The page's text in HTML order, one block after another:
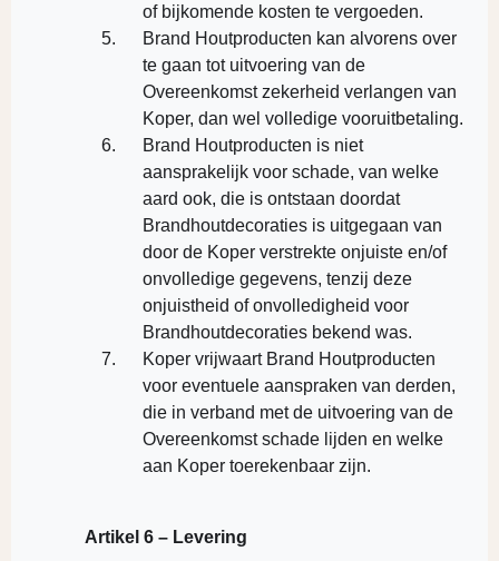
of bijkomende kosten te vergoeden.
Brand Houtproducten kan alvorens over
te gaan tot uitvoering van de
Overeenkomst zekerheid verlangen van
Koper, dan wel volledige vooruitbetaling.
Brand Houtproducten is niet
aansprakelijk voor schade, van welke
aard ook, die is ontstaan doordat
Brandhoutdecoraties is uitgegaan van
door de Koper verstrekte onjuiste en/of
onvolledige gegevens, tenzij deze
onjuistheid of onvolledigheid voor
Brandhoutdecoraties bekend was.
Koper vrijwaart Brand Houtproducten
voor eventuele aanspraken van derden,
die in verband met de uitvoering van de
Overeenkomst schade lijden en welke
aan Koper toerekenbaar zijn.
Artikel 6 – Levering